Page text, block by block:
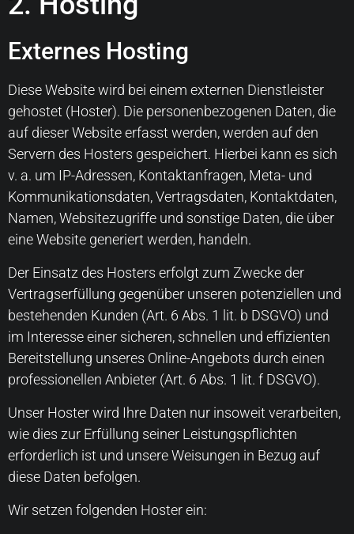
Externes Hosting
Diese Website wird bei einem externen Dienstleister
gehostet (Hoster). Die personenbezogenen Daten, die
auf dieser Website erfasst werden, werden auf den
Servern des Hosters gespeichert. Hierbei kann es sich
v. a. um IP-Adressen, Kontaktanfragen, Meta- und
Kommunikationsdaten, Vertragsdaten, Kontaktdaten,
Namen, Websitezugriffe und sonstige Daten, die über
eine Website generiert werden, handeln.
Der Einsatz des Hosters erfolgt zum Zwecke der
Vertragserfüllung gegenüber unseren potenziellen und
bestehenden Kunden (Art. 6 Abs. 1 lit. b DSGVO) und
im Interesse einer sicheren, schnellen und effizienten
Bereitstellung unseres Online-Angebots durch einen
professionellen Anbieter (Art. 6 Abs. 1 lit. f DSGVO).
Unser Hoster wird Ihre Daten nur insoweit verarbeiten,
wie dies zur Erfüllung seiner Leistungspflichten
erforderlich ist und unsere Weisungen in Bezug auf
diese Daten befolgen.
Wir setzen folgenden Hoster ein: